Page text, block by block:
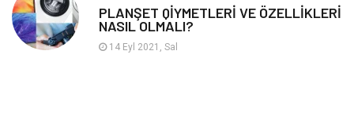
Anahtar Kelime Penguen
Hosting
PLANŞET QİYMETLERİ VE ÖZELLİKLERİ
NASIL OLMALI?
14 Eyl 2021, Sal